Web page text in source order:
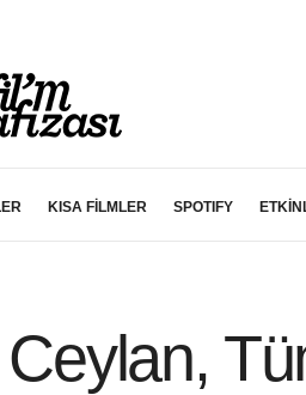
KISA FİLMLER SPOTIFY